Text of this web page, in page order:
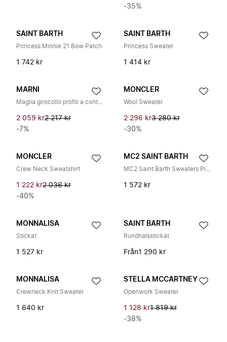
-35%
SAINT BARTH
Princess Minnie 21 Bow Patch
1 742 kr
SAINT BARTH
Princess Sweater
1 414 kr
MARNI
Maglia girocollo profili a contrasto
2 059 kr2 217 kr
-7%
MONCLER
Wool Sweater
2 296 kr3 280 kr
-30%
MONCLER
Crew Neck Sweatshirt
1 222 kr2 036 kr
-40%
MC2 SAINT BARTH
MC2 Saint Barth Sweaters Pink
1 572 kr
MONNALISA
Stickat
1 527 kr
SAINT BARTH
Rundhalsstickat
Från1 290 kr
MONNALISA
Crewneck Knit Sweater
1 640 kr
STELLA MCCARTNEY
Openwork Sweater
1 128 kr1 819 kr
-38%